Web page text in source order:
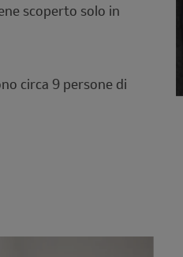
scoperto solo in
circa 9 persone di